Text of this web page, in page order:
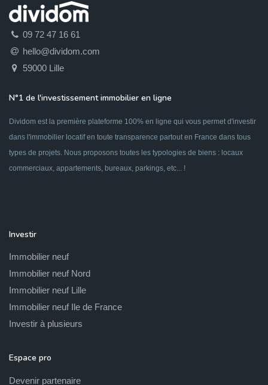
09 72 47 16 61
hello@dividom.com
59000 Lille
N°1 de l'investissement immobilier en ligne
Dividom est la première plateforme 100% en ligne qui vous permet d'investir
dans l'immobilier locatif en toute transparence partout en France dans tous
types de projets. Nous proposons toutes les typologies de biens : locaux
commerciaux, appartements, bureaux, parkings, etc... !
Investir
Immobilier neuf
Immobilier neuf Nord
Immobilier neuf Lille
Immobilier neuf Ile de France
Investir à plusieurs
Espace pro
Devenir partenaire